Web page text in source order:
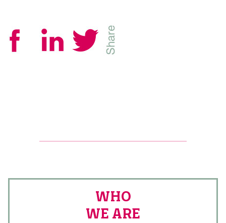
WHO
WE ARE